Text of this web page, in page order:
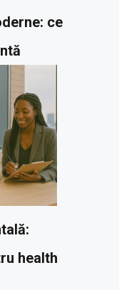
ce
health